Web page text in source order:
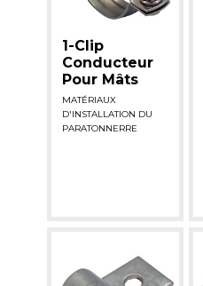
1-Clip
Conducteur
Pour Mâts
MATÉRIAUX
D'INSTALLATION DU
PARATONNERRE